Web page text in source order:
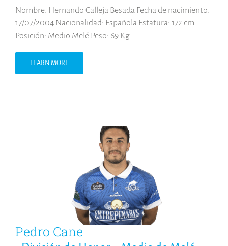
Nombre: Hernando Calleja Besada Fecha de nacimiento:
17/07/2004 Nacionalidad: Española Estatura: 172 cm
Posición: Medio Melé Peso: 69 Kg
LEARN MORE
Pedro Cane